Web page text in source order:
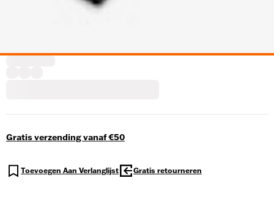
Gratis verzending vanaf €50
Toevoegen Aan Verlanglijst Gratis retourneren